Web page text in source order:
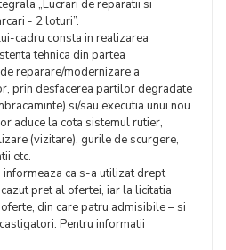
„Lucrari de reparatii si
- 2 loturi”.
cadru consta in realizarea
tehnica din partea
reparare/modernizare a
prin desfacerea partilor degradate
si/sau executia unui nou
aduce la cota sistemul rutier,
(vizitare), gurile de scurgere,
etc.
ca s-a utilizat drept
pret al ofertei, iar la licitatia
din care patru admisibile – si
Pentru informatii